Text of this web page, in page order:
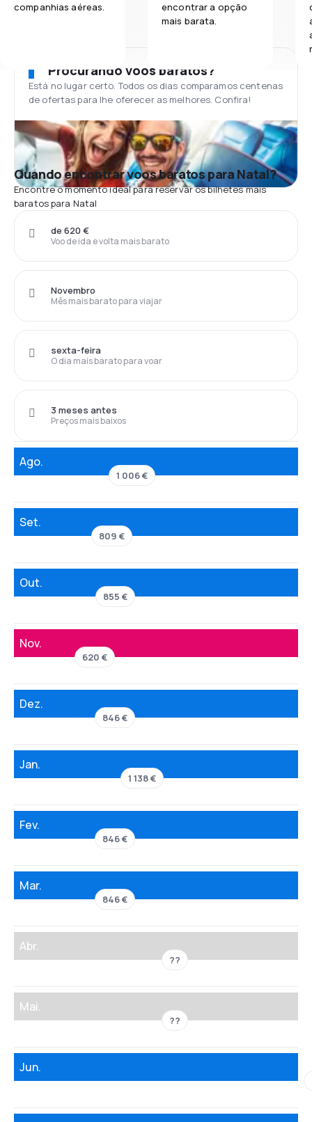
companhias aéreas.
encontrar a opção
mais barata.
Procurando voos baratos?
Está no lugar certo. Todos os dias comparamos centenas
de ofertas para lhe oferecer as melhores. Confira!
Quando encontrar voos baratos para Natal?
Encontre o momento ideal para reservar os bilhetes mais
baratos para Natal
Voo de ida e volta mais barato
de 620 €
Mês mais barato para viajar
Novembro
O dia mais barato para voar
sexta-feira
Preços mais baixos
3 meses antes
Ago.
1 006 €
Set.
809 €
Out.
855 €
Nov.
620 €
Dez.
846 €
Jan.
1 138 €
Fev.
846 €
Mar.
846 €
Abr.
??
Mai.
??
Jun.